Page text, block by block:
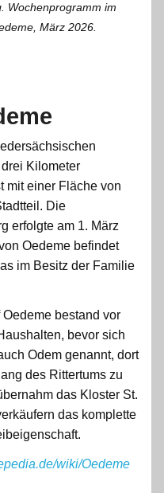
Wochenprogramm im
März 2026.
Kilometer
mit einer Fläche von
Die
erfolgte am 1. März
Oedeme befindet
im Besitz der Familie
bestand vor
bevor sich
Odem genannt, dort
des Rittertums zu
das Kloster St.
das komplette
wiki/Oedeme